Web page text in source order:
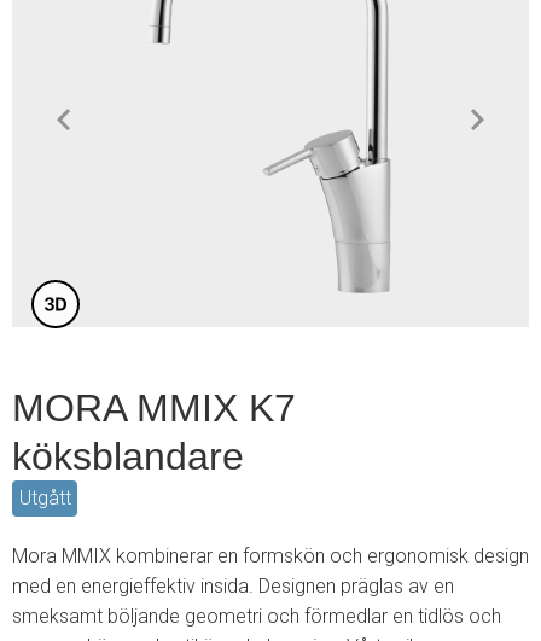
MORA MMIX K7
köksblandare
Utgått
Mora MMIX kombinerar en formskön och ergonomisk design
med en energieffektiv insida. Designen präglas av en
smeksamt böljande geometri och förmedlar en tidlös och